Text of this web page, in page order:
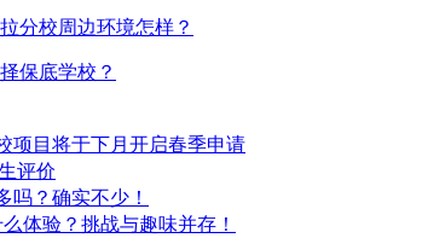
分校周边环境怎样？
保底学校？
项目将于下月开启春季申请
评价
吗？确实不少！
体验？挑战与趣味并存！